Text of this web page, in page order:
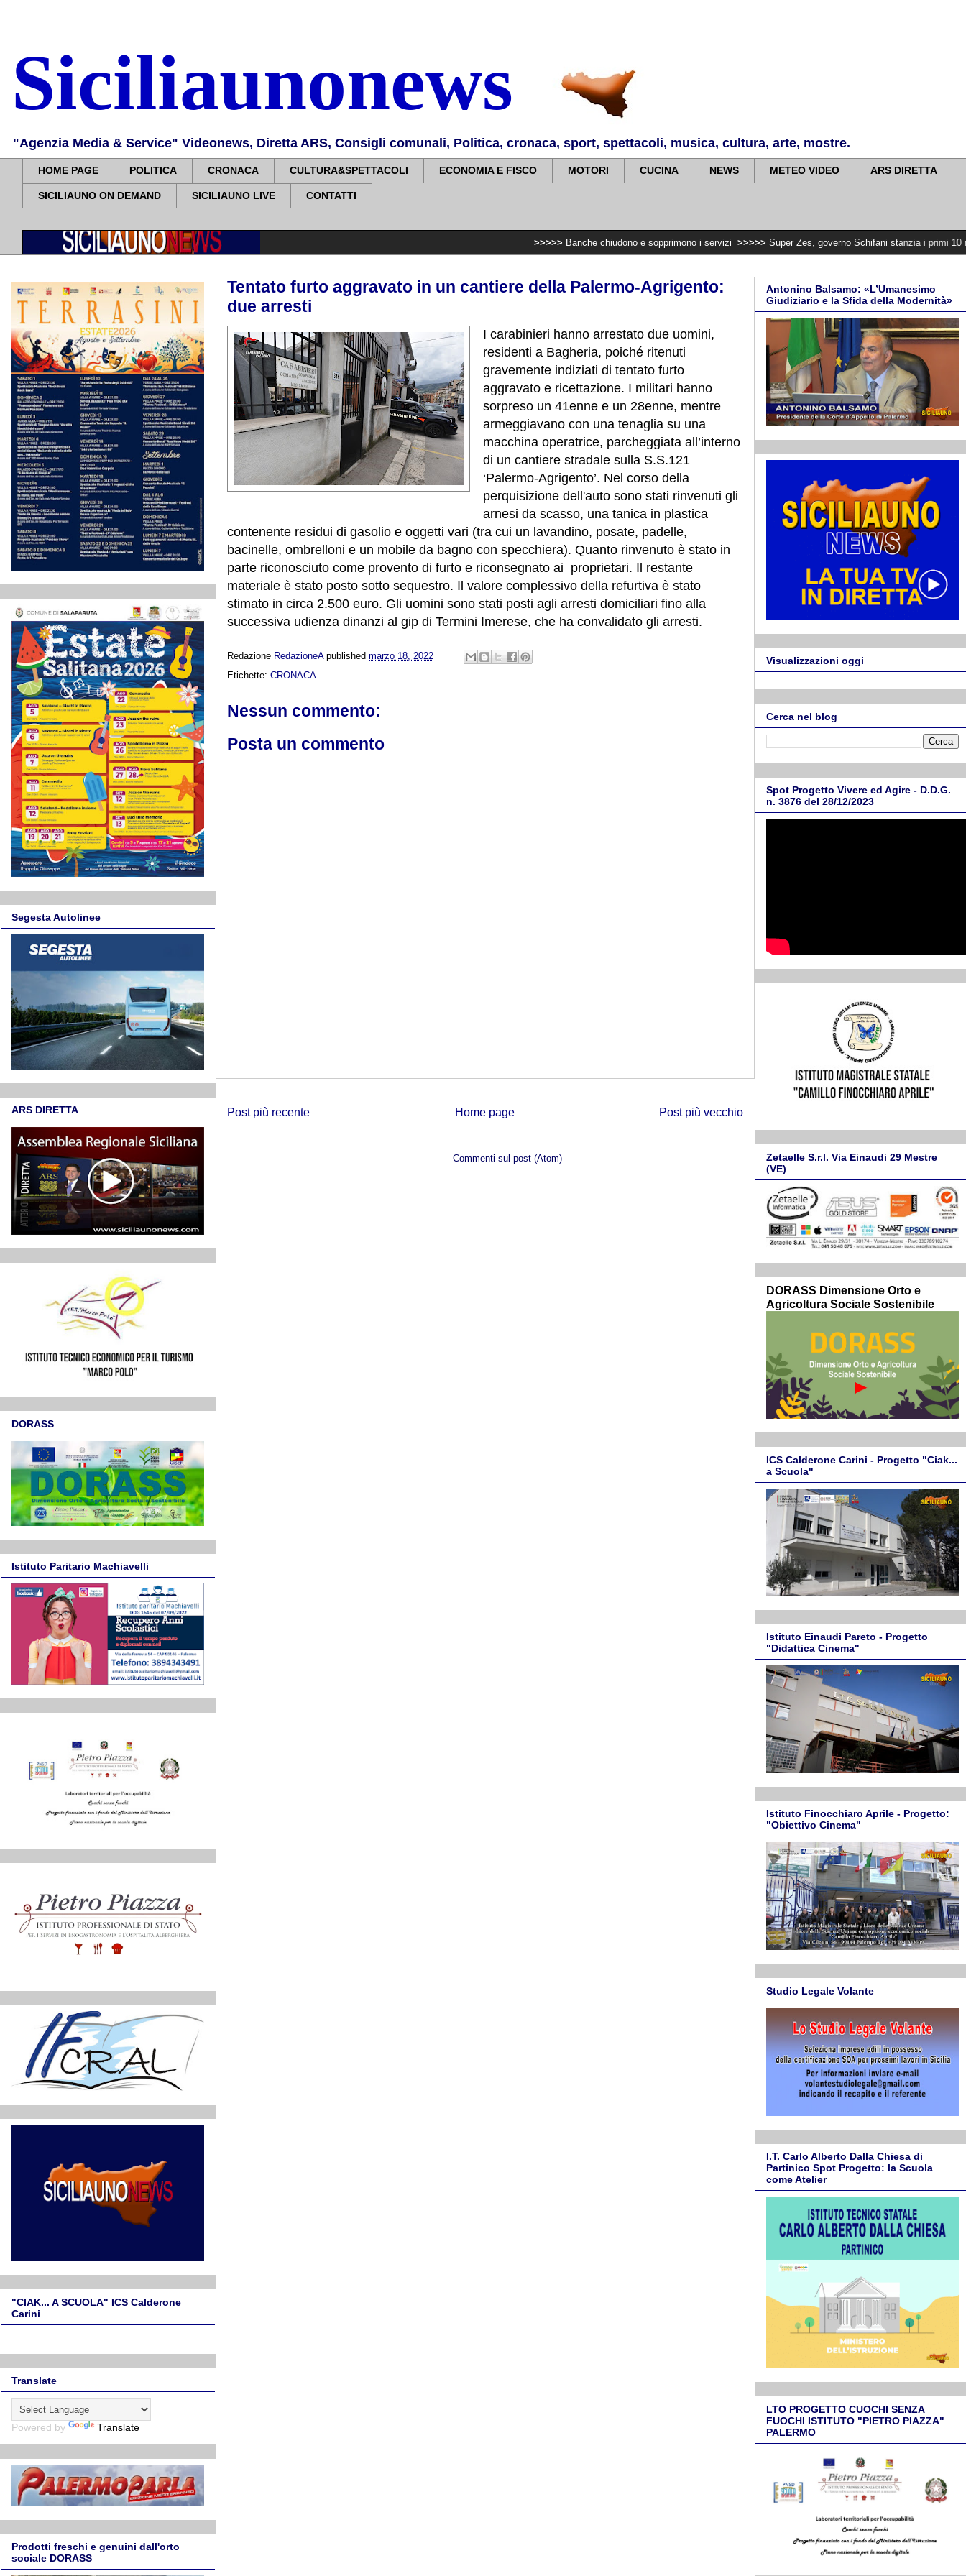
Siciliaunonews
"Agenzia Media & Service" Videonews, Diretta ARS, Consigli comunali, Politica, cronaca, sport, spettacoli, musica, cultura, arte, mostre.
HOME PAGE POLITICA CRONACA CULTURA&SPETTACOLI ECONOMIA E FISCO MOTORI CUCINA NEWS METEO VIDEO ARS DIRETTA
SICILIAUNO ON DEMAND SICILIAUNO LIVE CONTATTI
Banche chiudono e sopprimono i servizi >>>>> Super Zes, governo Schifani stanzia i primi 10 milioni per
Tentato furto aggravato in un cantiere della Palermo-Agrigento:
due arresti
I carabinieri hanno arrestato due uomini,
residenti a Bagheria, poiché ritenuti
gravemente indiziati di tentato furto
aggravato e ricettazione. I militari hanno
sorpreso un 41enne e un 28enne, mentre
armeggiavano con una tenaglia su una
macchina operatrice, parcheggiata all’interno
di un cantiere stradale sulla S.S.121
‘Palermo-Agrigento’. Nel corso della
perquisizione dell'auto sono stati rinvenuti gli
arnesi da scasso, una tanica in plastica
contenente residui di gasolio e oggetti vari (tra cui un lavandino, posate, padelle,
bacinelle, ombrelloni e un mobile da bagno con specchiera). Quanto rinvenuto è stato in
parte riconosciuto come provento di furto e riconsegnato ai proprietari. Il restante
materiale è stato posto sotto sequestro. Il valore complessivo della refurtiva è stato
stimato in circa 2.500 euro. Gli uomini sono stati posti agli arresti domiciliari fino alla
successiva udienza dinanzi al gip di Termini Imerese, che ha convalidato gli arresti.
Redazione RedazioneA published marzo 18, 2022
Etichette: CRONACA
Nessun commento:
Posta un commento
Post più recente Post più vecchio
Home page
Commenti sul post (Atom)
Segesta Autolinee
ARS DIRETTA
DORASS
Istituto Paritario Machiavelli
"CIAK... A SCUOLA" ICS Calderone
Carini
Translate
Powered by Translate
Prodotti freschi e genuini dall'orto
sociale DORASS
Antonino Balsamo: «L’Umanesimo
Giudiziario e la Sfida della Modernità»
Visualizzazioni oggi
Cerca nel blog
Spot Progetto Vivere ed Agire - D.D.G.
n. 3876 del 28/12/2023
Zetaelle S.r.l. Via Einaudi 29 Mestre
(VE)
DORASS Dimensione Orto e
Agricoltura Sociale Sostenibile
ICS Calderone Carini - Progetto "Ciak...
a Scuola"
Istituto Einaudi Pareto - Progetto
"Didattica Cinema"
Istituto Finocchiaro Aprile - Progetto:
"Obiettivo Cinema"
Studio Legale Volante
I.T. Carlo Alberto Dalla Chiesa di
Partinico Spot Progetto: la Scuola
come Atelier
LTO PROGETTO CUOCHI SENZA
FUOCHI ISTITUTO "PIETRO PIAZZA"
PALERMO